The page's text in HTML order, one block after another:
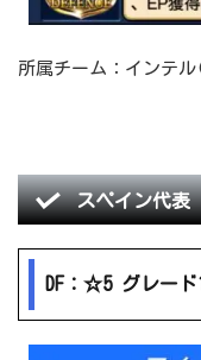
所属チーム：インテ
スペイン代表
DF：☆5 グレー